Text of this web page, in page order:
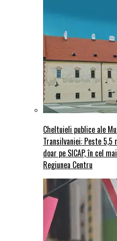
Cheltuieli publice ale
Transilvaniei: Peste
doar pe SICAP, în cel
Regiunea Centru